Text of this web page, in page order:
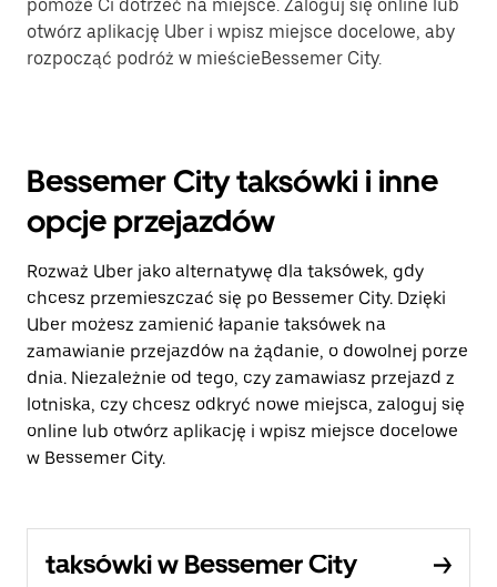
pomoże Ci dotrzeć na miejsce. Zaloguj się online lub
otwórz aplikację Uber i wpisz miejsce docelowe, aby
rozpocząć podróż w mieścieBessemer City.
Bessemer City taksówki i inne
opcje przejazdów
Rozważ Uber jako alternatywę dla taksówek, gdy
chcesz przemieszczać się po Bessemer City. Dzięki
Uber możesz zamienić łapanie taksówek na
zamawianie przejazdów na żądanie, o dowolnej porze
dnia. Niezależnie od tego, czy zamawiasz przejazd z
lotniska, czy chcesz odkryć nowe miejsca, zaloguj się
online lub otwórz aplikację i wpisz miejsce docelowe
w Bessemer City.
taksówki w Bessemer City